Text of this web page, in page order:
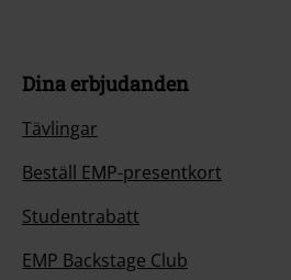
Dina erbjudanden
Tävlingar
Beställ EMP-presentkort
Studentrabatt
EMP Backstage Club